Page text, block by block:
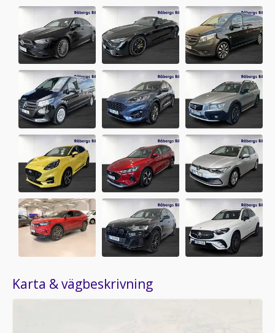
Karta & vägbeskrivning